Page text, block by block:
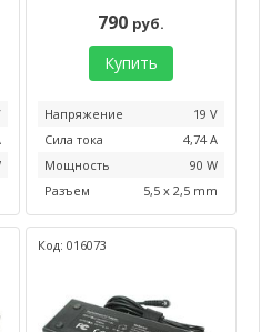
790 руб.
Купить
Напряжение
19 V
Сила тока
4,74 А
Мощность
90 W
Разъем
5,5 x 2,5 mm
Код: 016073